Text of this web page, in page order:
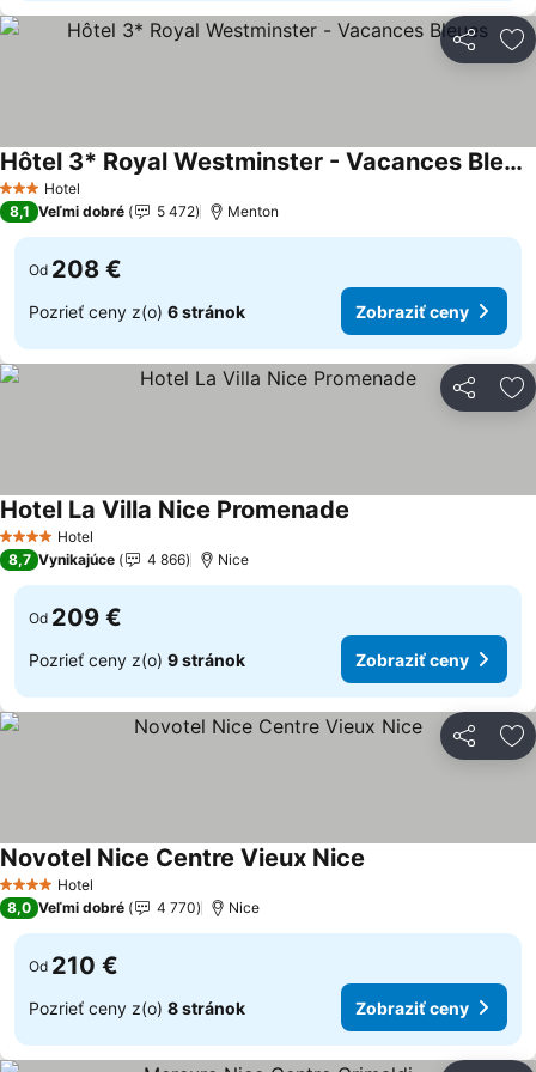
Zdieľať
3 Počet hviezdičiek
Hotel
Hôtel 3* Royal Westminster - Vacances Bleues
Zobraziť ceny
8,1 Veľmi dobré 5 472 Menton
Od 208 €
Pozrieť ceny z(o) 6 stránok Zobraziť ceny
Zdieľať
4 Počet hviezdičiek
Hotel
Hotel La Villa Nice Promenade
8,7 Vynikajúce 4 866 Nice
Od 209 €
Pozrieť ceny z(o) 9 stránok Zobraziť ceny
Zdieľať
4 Počet hviezdičiek
Hotel
Novotel Nice Centre Vieux Nice
8,0 Veľmi dobré 4 770 Nice
Od 210 €
Pozrieť ceny z(o) 8 stránok Zobraziť ceny